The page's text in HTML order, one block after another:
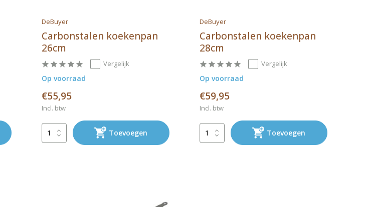
DeBuyer
Carbonstalen koekenpan
26cm
Vergelijk
Op voorraad
€55,95
Incl. btw
Toevoegen
DeBuyer
Carbonstalen koekenpan
28cm
Vergelijk
Op voorraad
€59,95
Incl. btw
Toevoegen